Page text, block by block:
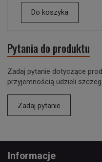
Do koszyka
Pytania do produktu
Zadaj pytanie dotyczące
przyjemnością udzieli
Zadaj pytanie
Informacje